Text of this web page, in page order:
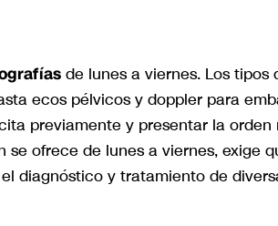
de lunes a viernes. Los tipos
ecos pélvicos y doppler para
previamente y presentar la orden
se ofrece de lunes a viernes, exige
diagnóstico y tratamiento de